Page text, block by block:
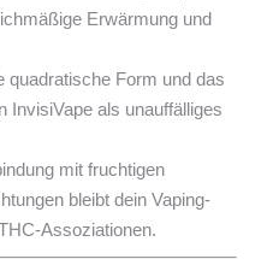
Erwärmung und
quadratische Form und das
InvisiVape als unauffälliges
mit fruchtigen
bleibt dein Vaping-
Assoziationen.